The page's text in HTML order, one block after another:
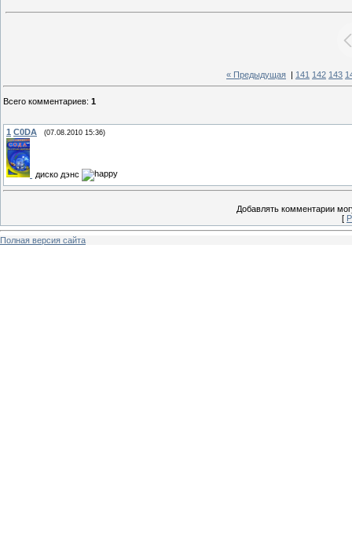
« Предыдущая | 141 142 143
Всего комментариев: 1
1 C0DA (07.08.2010 15:36)
диско дэнс
Добавлять комментарии
[
Полная версия сайта